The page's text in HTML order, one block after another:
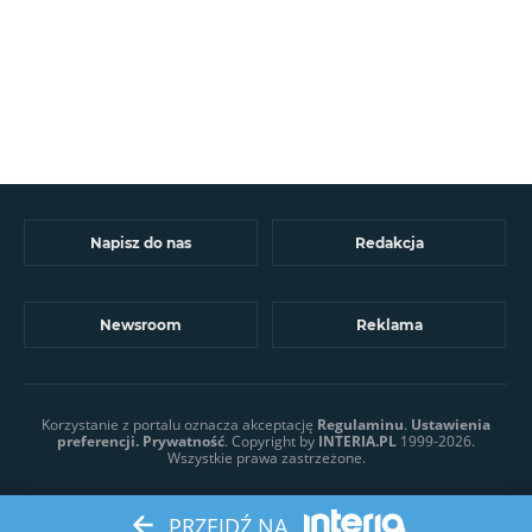
Napisz do nas Redakcja
Newsroom Reklama
Korzystanie z portalu oznacza akceptację Regulaminu. Ustawienia
preferencji. Prywatność. Copyright by INTERIA.PL 1999-2026.
Wszystkie prawa zastrzeżone.
PRZEJDŹ NA